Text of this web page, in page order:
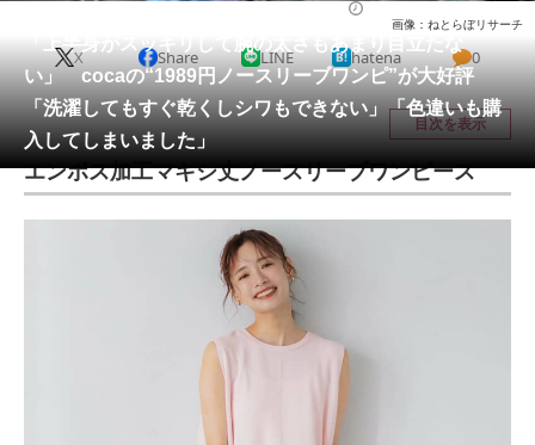
メディア
注目記事を集めた総合ページ
ITの今と未来を見通す
スマホと通信の最新トレンド
進化するPCとデバイスの未来
好きが集まる 比べて選べる
「上半身がスッキリして腕の太さもあまり目立たな
い」 cocaの“1989円ノースリーブワンピ”が大好評
「洗濯してもすぐ乾くしシワもできない」「色違いも購
入してしまいました」
画像：ねとらぼリサーチ
X Share LINE hatena 0
目次を表示
エンボス加工マキシ丈ノースリーブワンピース